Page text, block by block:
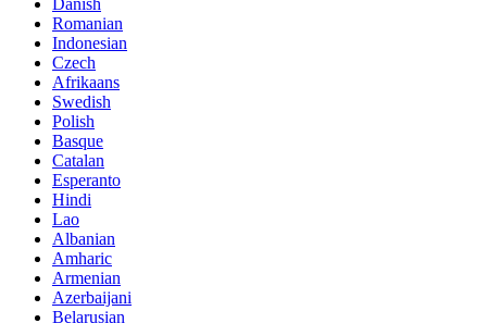
Danish
Romanian
Indonesian
Czech
Afrikaans
Swedish
Polish
Basque
Catalan
Esperanto
Hindi
Lao
Albanian
Amharic
Armenian
Azerbaijani
Belarusian